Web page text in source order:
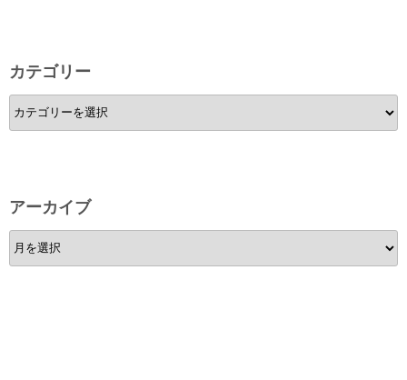
カテゴリー
カ
テ
ー
アーカイブ
ア
ー